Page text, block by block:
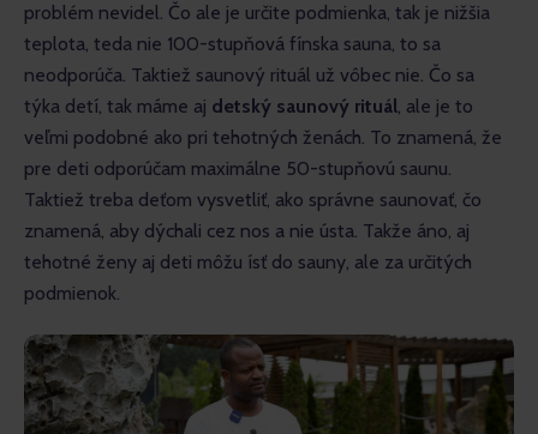
problém nevidel. Čo ale je určite podmienka, tak je nižšia
teplota, teda nie 100-stupňová fínska sauna, to sa
neodporúča. Taktiež saunový rituál už vôbec nie. Čo sa
týka detí, tak máme aj detský saunový rituál, ale je to
veľmi podobné ako pri tehotných ženách. To znamená, že
pre deti odporúčam maximálne 50-stupňovú saunu.
Taktiež treba deťom vysvetliť, ako správne saunovať, čo
znamená, aby dýchali cez nos a nie ústa. Takže áno, aj
tehotné ženy aj deti môžu ísť do sauny, ale za určitých
podmienok.